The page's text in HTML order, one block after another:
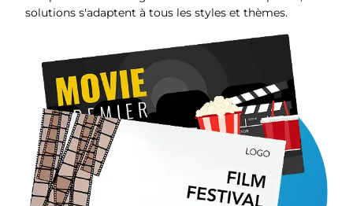
solutions s'adaptent à tous les styles et thèmes.